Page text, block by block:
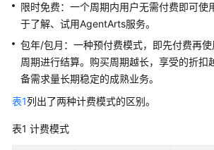
介
绍
开
始
用
限时免费：一个周期内用户无需付费即可使
于了解、试用AgentArts服务。
包年/包月：一种预付费模式，即先付费再
周期进行结算。购买周期越长，享受的折扣
备需求量长期稳定的成熟业务。
表1列出了两种计费模式的区别。
表1 计费模式